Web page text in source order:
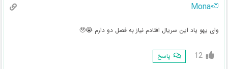
🦥Mona
وای یهو یاد این سریال افتادم نیاز به فصل دو دارم 😭🥹
12 پاسخ